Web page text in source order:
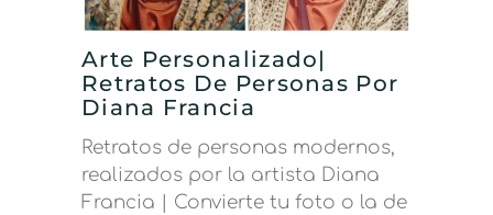
Arte Personalizado|
Retratos De Personas Por
Diana Francia
Retratos de personas modernos,
realizados por la artista Diana
Francia | Convierte tu foto o la de